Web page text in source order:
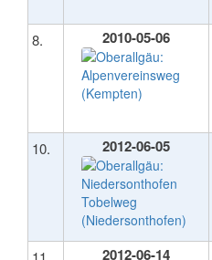
8. 2010-05-06
10. 2012-06-05
2012-06-14